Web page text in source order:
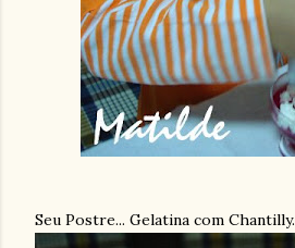
Seu Postre... Gelatina com Chantilly.